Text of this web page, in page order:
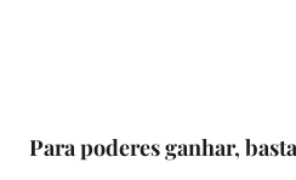
Para poderes ganhar,